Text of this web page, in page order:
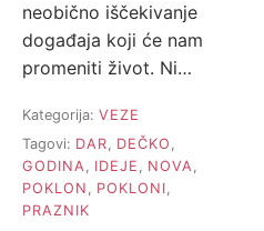
neobično iščekivanje
događaja koji će nam
promeniti život. Ni…
Kategorija: VEZE
Tagovi: DAR DEČKO
GODINA
IDEJE NOVA
POKLON
POKLONI
PRAZNIK